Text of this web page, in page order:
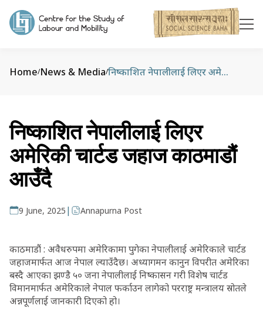
Home/News & Media/ निष्काशित नेपालीलाई लिएर अमेरिकी चार्टड जहाज काठमाडौं आउँदै
निष्काशित नेपालीलाई लिएर
अमेरिकी चार्टड जहाज काठमाडौं
आउँदै
9 June, 2025 | Annapurna Post
काठमाडौं : अवैधरुपमा अमेरिकामा पुगेका नेपालीलाई अमेरिकाले चार्टड
जहाजमार्फत आज नेपाल ल्याउँदैछ। अध्यागमन कानुन विपरीत अमेरिका
बस्दै आएका झण्डै ५० जना नेपालीलाई निष्कासन गरी विशेष चार्टड
विमानमार्फत अमेरिकाले नेपाल फर्काउन लागेको परराष्ट्र मन्त्रालय स्रोतले
अन्नपूर्णलाई जानकारी दिएको हो।